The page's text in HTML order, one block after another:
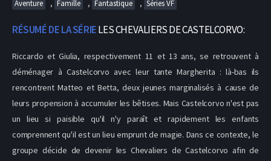
Aventure , Famille , Fantastique , Séries VF
RÉSUMÉ DE LA SÉRIELES CHEVALIERS DE CASTELCORVO:
Riccardo et Giulia, respectivement 11 et 13 ans, se retrouvent à
déménager à Castelcorvo avec leur tante Margherita : là-bas ils
rencontrent Matteo et Betta, deux jeunes marginalisés à cause de
leurs propension à accumuler les bêtises. Mais Castelcorvo n'est pas
un lieu si paisible qu'il n'y paraît et rapidement les enfants
comprennent qu'il est un lieu emprunt de magie. Dans ce contexte, le
groupe décide de devenir les Chevaliers de Castelcorvo afin de